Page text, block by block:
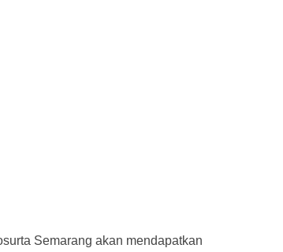
Semarang akan mendapatkan